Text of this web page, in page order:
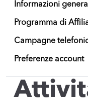
Informazioni
Programma di
Campagne
Preferenze account